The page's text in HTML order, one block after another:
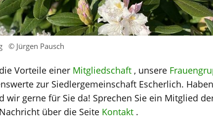
© Jürgen Pausch
Vorteile einer Mitgliedschaft , unsere
zur Siedlergemeinschaft Escherlich.
wir gerne für Sie da! Sprechen Sie ein Mitglied
über die Seite Kontakt .